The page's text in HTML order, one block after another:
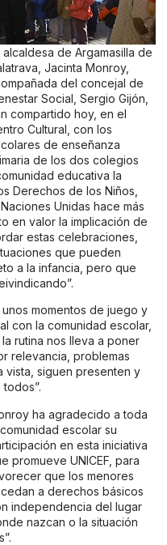
alcaldesa de Argamasilla de
Jacinta Monroy,
del concejal de
Social, Sergio Gijón,
compartido hoy, en el
Cultural, con los
de enseñanza
de los dos colegios
educativa la
Derechos de los Niños,
Unidas hace más
en valor la implicación de
estas celebraciones,
que pueden
a la infancia, pero que
momentos de juego y
con la comunidad escolar,
rutina nos lleva a poner
relevancia, problemas
vista, siguen presenten y
ha agradecido a toda
escolar su
en esta iniciativa
promueve UNICEF, para
que los menores
a derechos básicos
independencia del lugar
nazcan o la situación